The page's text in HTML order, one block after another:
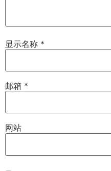
显示名称 *
邮箱 *
网站